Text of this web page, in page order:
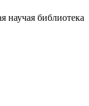
научая библиотека